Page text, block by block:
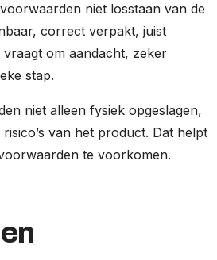
niet losstaan van de
correct verpakt, juist
vraagt om aandacht, zeker
stap.
niet alleen fysiek opgeslagen,
van het product. Dat helpt
te voorkomen.